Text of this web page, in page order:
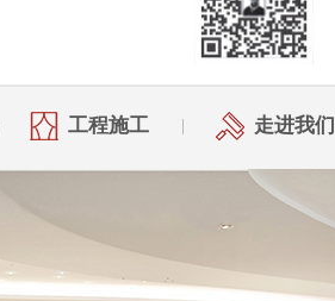
工程施工 走进我们